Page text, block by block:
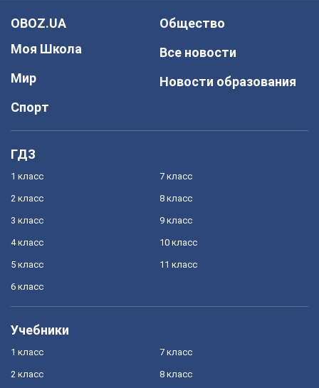
OBOZ.UA
Моя Школа
Мир
Спорт
Общество
Все новости
Новости образования
ГДЗ
1 класс
2 класс
3 класс
4 класс
5 класс
6 класс
7 класс
8 класс
9 класс
10 класс
11 класс
Учебники
1 класс
2 класс
7 класс
8 класс